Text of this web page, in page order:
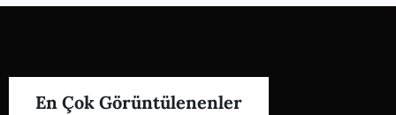
En Çok Görüntülenenler